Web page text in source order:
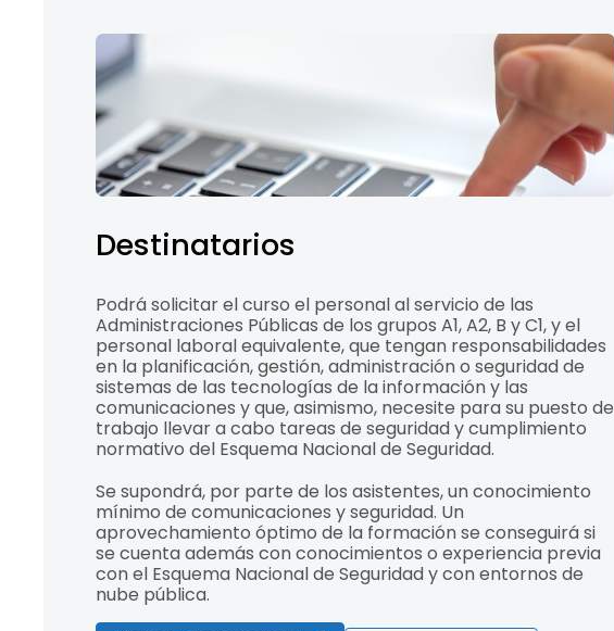
Destinatarios
Podrá solicitar el curso el personal al servicio de las
Administraciones Públicas de los grupos A1, A2, B y C1, y el
personal laboral equivalente, que tengan responsabilidades
en la planificación, gestión, administración o seguridad de
sistemas de las tecnologías de la información y las
comunicaciones y que, asimismo, necesite para su puesto de
trabajo llevar a cabo tareas de seguridad y cumplimiento
normativo del Esquema Nacional de Seguridad.
Se supondrá, por parte de los asistentes, un conocimiento
mínimo de comunicaciones y seguridad. Un
aprovechamiento óptimo de la formación se conseguirá si
se cuenta además con conocimientos o experiencia previa
con el Esquema Nacional de Seguridad y con entornos de
nube pública.